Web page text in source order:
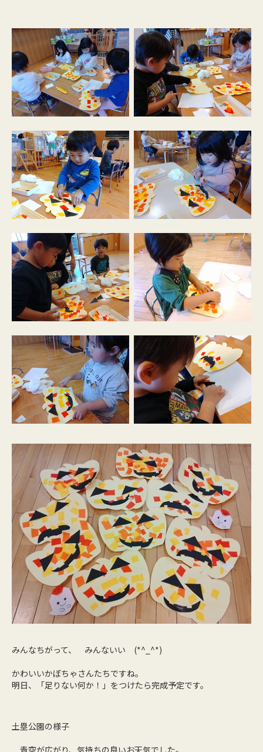
みんなちがって、 みんないい (*^_^*)
かわいいかぼちゃさんたちですね。
明日、「足りない何か！」をつけたら完成予定です。
土塁公園の様子